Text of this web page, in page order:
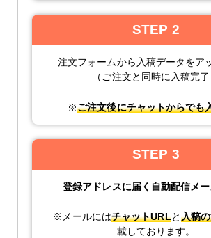
STEP 2
注文フォームから入稿データをア
（ご注文と同時に入稿完了
※ご注文後にチャットからでも
STEP 3
登録アドレスに届く自動配信メ
※メールにはチャットURLと入稿
載しております。